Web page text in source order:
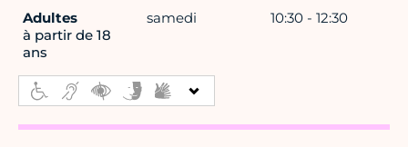
Adultes
à partir de 18
ans
samedi 10:30 - 12:30